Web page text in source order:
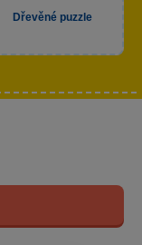
Dřevěné puzzle